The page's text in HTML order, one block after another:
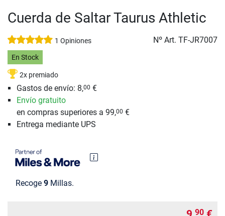
Cuerda de Saltar Taurus Athletic
1 Opiniones Nº Art. TF-JR7007
En Stock
2x premiado
Gastos de envío: 8,00 €
Envío gratuito
en compras superiores a 99,00 €
Entrega mediante UPS
Recoge 9 Millas.
90